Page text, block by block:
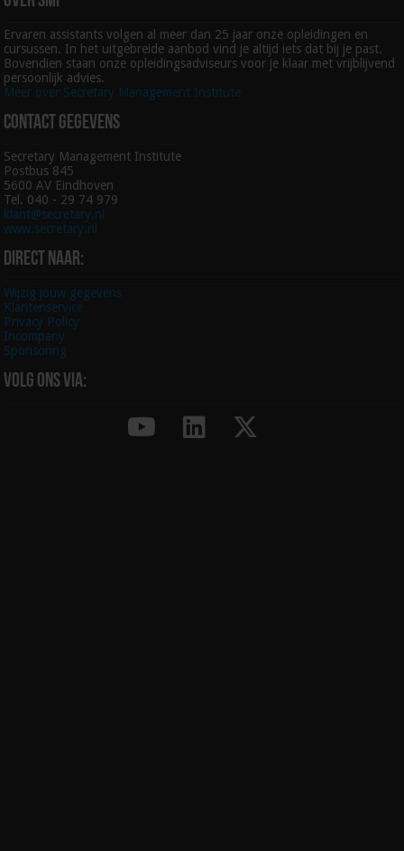
Ervaren assistants volgen al meer dan 25 jaar onze opleidingen en
cursussen. In het uitgebreide aanbod vind je altijd iets dat bij je past.
Bovendien staan onze opleidingsadviseurs voor je klaar met vrijblijvend
persoonlijk advies.
Meer over Secretary Management Institute
Contact gegevens
Secretary Management Institute
Postbus 845
5600 AV Eindhoven
Tel. 040 - 29 74 979
klant@secretary.nl
www.secretary.nl
Direct naar:
Wijzig jouw gegevens
Klantenservice
Privacy Policy
Incompany
Sponsoring
Volg ons via: